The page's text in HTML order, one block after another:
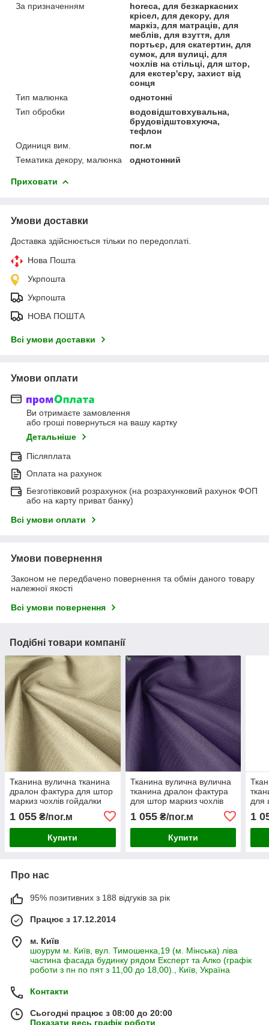
За призначенням
horeca, для безкаркасних
крісел, для декору, для
маркіз, для матраців, для
меблів, для взуття, для
портьєр, для скатертин, для
сумок, для вулиці, для
чохлів на стільці, для штор,
для екстер'єру, захист від
сонця
Тип малюнка
однотонні
Тип обробки
водовідштовхувальна,
брудовідштовхуюча,
тефлон
Одиниця вим.
пог.м
Тематика декору, малюнка
однотонний
Приховати
Умови доставки
Доставка здійснюється тільки по передоплаті.
Нова Пошта
Укрпошта
Укрпошта
НОВА ПОШТА
Всі умови доставки
Умови оплати
Ви отримаєте замовлення
або гроші повернуться на вашу картку
Детальніше
Післяплата
Оплата на рахунок
Безготівковий розрахунок (на розрахунковий рахунок ФОП
або на карту приват банку)
Всі умови оплати
Умови повернення
Законом не передбачено повернення та обмін даного товару
належної якості
Всі умови повернення
Подібні товари компанії
Тканина вулична тканина
дралон фактура для штор
маркиз чохлів гойдалки
1 055 ₴/пог.м
Купити
Тканина вулична вулична
тканина дралон фактура
для штор маркиз чохлів
фіолетова
1 055₴/пог.м
Купити
для
1
Про нас
95% позитивних з 188 відгуків за рік
Працює з 17.12.2014
м. Київ
шоурум м. Київ, вул. Тимошенка,19 (м. Мінська) ліва
частина фасада будинку рядом Експерт та Алко (графік
роботи з пн по пят з 11,00 до 18,00)., Київ, Україна
Контакти
Сьогодні працює з 08:00 до 20:00
Показати весь графік роботи